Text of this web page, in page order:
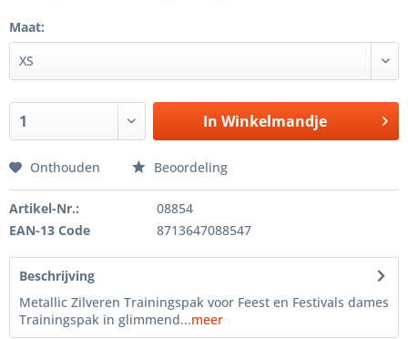
Maat:
In Winkelmandje
Onthouden Beoordeling
Artikel-Nr.:
08854
EAN-13 Code
8713647088547
Beschrijving
Metallic Zilveren Trainingspak voor Feest en Festivals dames
Trainingspak in glimmend...meer